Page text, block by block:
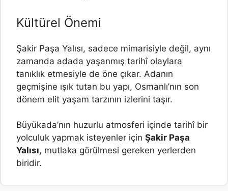
Kültürel Önemi
Şakir Paşa Yalısı, sadece mimarisiyle değil, aynı
zamanda adada yaşanmış tarihî olaylara
tanıklık etmesiyle de öne çıkar. Adanın
geçmişine ışık tutan bu yapı, Osmanlı’nın son
dönem elit yaşam tarzının izlerini taşır.
Büyükada’nın huzurlu atmosferi içinde tarihî bir
yolculuk yapmak isteyenler için Şakir Paşa
Yalısı, mutlaka görülmesi gereken yerlerden
biridir.